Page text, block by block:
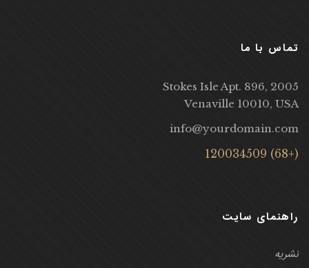
تماس با ما
2005 Stokes Isle Apt. 896,
Venaville 10010, USA
info@yourdomain.com
(+68) 120034509
راهنمای سایت
نشریه